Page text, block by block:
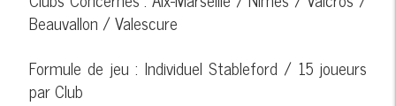
Beauvallon / Valescure
Formule de jeu : Individuel Stableford / 15 joueurs
par Club